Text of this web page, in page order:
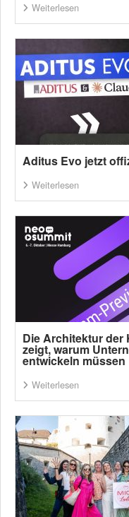
Weiterlesen
Aditus Evo jetzt
Weiterlesen
Die Architektur der
zeigt, warum
entwickeln müssen
Weiterlesen